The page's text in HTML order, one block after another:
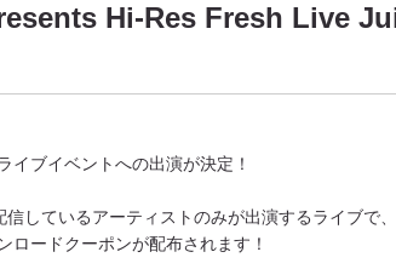
Hi-Res Fresh Live
イブイベントへの出演が決定！
しているアーティストのみが出演するライブで
ロードクーポンが配布されます！